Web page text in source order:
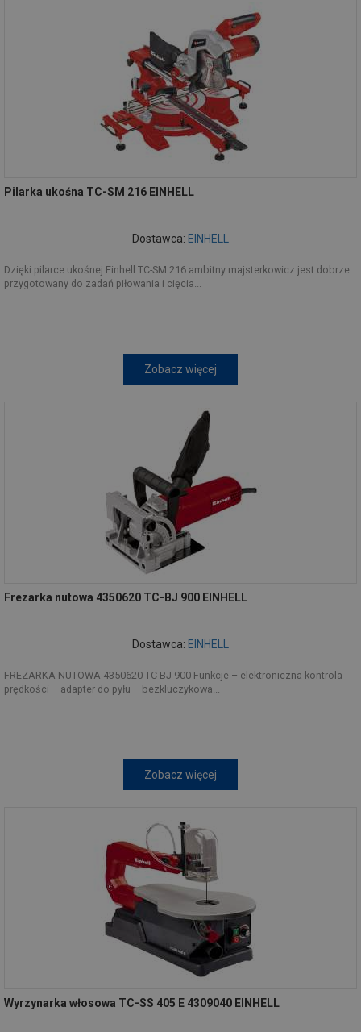
Pilarka ukośna TC-SM 216 EINHELL
Dostawca: EINHELL
Dzięki pilarce ukośnej Einhell TC-SM 216 ambitny majsterkowicz jest dobrze
przygotowany do zadań piłowania i cięcia...
Zobacz więcej
Frezarka nutowa 4350620 TC-BJ 900 EINHELL
Dostawca: EINHELL
FREZARKA NUTOWA 4350620 TC-BJ 900 Funkcje – elektroniczna kontrola
prędkości – adapter do pyłu – bezkluczykowa...
Zobacz więcej
Wyrzynarka włosowa TC-SS 405 E 4309040 EINHELL